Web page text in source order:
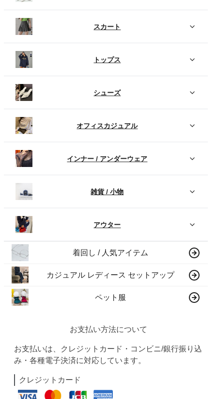
スカート
トップス
シューズ
オフィスカジュアル
インナー / アンダーウェア
雑貨 / 小物
アウター
着回し / 人気アイテム
カジュアル レディース セットアップ
ペット服
お支払い方法について
お支払いは、クレジットカード・コンビニ/銀行振り込
み・各種電子決済に対応しています。
クレジットカード